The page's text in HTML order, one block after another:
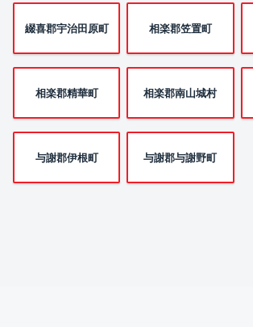
綴喜郡宇治田原町 相楽郡笠置町
相楽郡精華町 相楽郡南山城村
与謝郡伊根町 与謝郡与謝野町